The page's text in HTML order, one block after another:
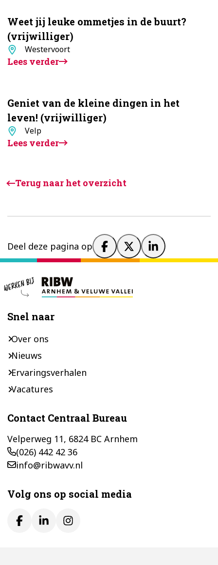
Weet jij leuke ommetjes in de buurt?
(vrijwilliger)
Standplaats
Westervoort
Lees verder
Geniet van de kleine dingen in het
leven! (vrijwilliger)
Standplaats
Velp
Lees verder
Terug naar het overzicht
Deel deze pagina op
Snel naar
Over ons
Nieuws
Ervaringsverhalen
Vacatures
Contact Centraal Bureau
Velperweg 11, 6824 BC Arnhem
(026) 442 42 36
info@ribwavv.nl
Volg ons op social media